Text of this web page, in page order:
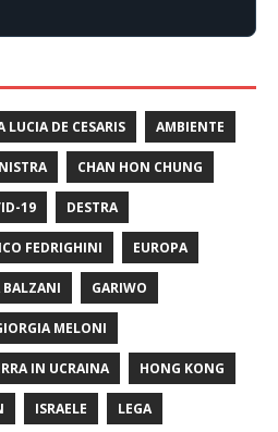
LUCIA DE CESARIS AMBIENTE
CHAN HON CHUNG
19 DESTRA
FEDRIGHINI EUROPA
BALZANI GARIWO
MELONI
IN UCRAINA HONG KONG
ISRAELE LEGA